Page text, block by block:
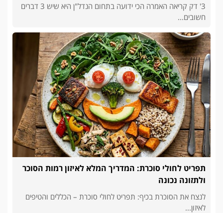
3' דק קריאה האמרה הכי ידועה בתחום הנדל"ן היא שיש 3 דברים
חשובים...
תפריט לחולי סוכרת: המדריך המלא לאיזון רמות הסוכר
ולתזונה נכונה
לנצח את הסוכרת בכיף: תפריט לחולי סוכרת – הכללים והטיפים
לאיזון...